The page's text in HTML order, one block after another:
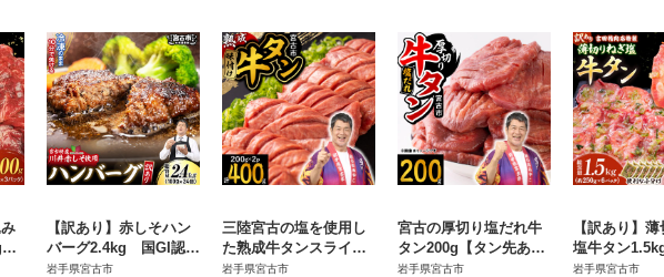
【訳あり】赤しそハン
バーグ2.4kg 国GI認証
「川井赤しそ」
岩手県宮古市
三陸宮古の塩を使用し
た熟成牛タンスライス
味付け 400g(200g×2)
岩手県宮古市
宮古の厚切り塩だれ牛
タン200g【タン先あ
り】
岩手県宮古市
【訳あり】
塩牛タン
中・タン元
岩手県宮古市